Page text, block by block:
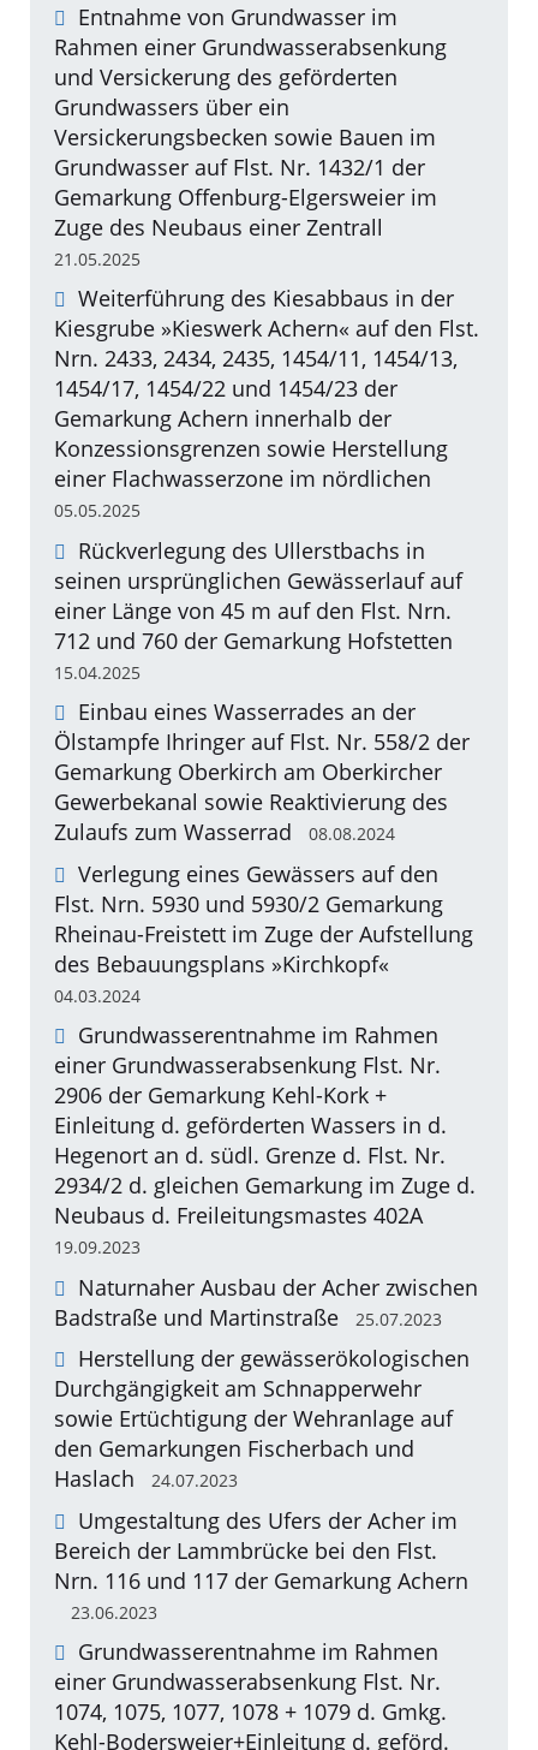
Entnahme von Grundwasser im
Rahmen einer Grundwasserabsenkung
und Versickerung des geförderten
Grundwassers über ein
Versickerungsbecken sowie Bauen im
Grundwasser auf Flst. Nr. 1432/1 der
Gemarkung Offenburg-Elgersweier im
Zuge des Neubaus einer Zentrall
21.05.2025
Weiterführung des Kiesabbaus in der
Kiesgrube »Kieswerk Achern« auf den Flst.
Nrn. 2433, 2434, 2435, 1454/11, 1454/13,
1454/17, 1454/22 und 1454/23 der
Gemarkung Achern innerhalb der
Konzessionsgrenzen sowie Herstellung
einer Flachwasserzone im nördlichen
05.05.2025
Rückverlegung des Ullerstbachs in
seinen ursprünglichen Gewässerlauf auf
einer Länge von 45 m auf den Flst. Nrn.
712 und 760 der Gemarkung Hofstetten
15.04.2025
Einbau eines Wasserrades an der
Ölstampfe Ihringer auf Flst. Nr. 558/2 der
Gemarkung Oberkirch am Oberkircher
Gewerbekanal sowie Reaktivierung des
Zulaufs zum Wasserrad
08.08.2024
Verlegung eines Gewässers auf den
Flst. Nrn. 5930 und 5930/2 Gemarkung
Rheinau-Freistett im Zuge der Aufstellung
des Bebauungsplans »Kirchkopf«
04.03.2024
Grundwasserentnahme im Rahmen
einer Grundwasserabsenkung Flst. Nr.
2906 der Gemarkung Kehl-Kork +
Einleitung d. geförderten Wassers in d.
Hegenort an d. südl. Grenze d. Flst. Nr.
2934/2 d. gleichen Gemarkung im Zuge d.
Neubaus d. Freileitungsmastes 402A
19.09.2023
Naturnaher Ausbau der Acher zwischen
Badstraße und Martinstraße
25.07.2023
Herstellung der gewässerökologischen
Durchgängigkeit am Schnapperwehr
sowie Ertüchtigung der Wehranlage auf
den Gemarkungen Fischerbach und
Haslach
24.07.2023
Umgestaltung des Ufers der Acher im
Bereich der Lammbrücke bei den Flst.
Nrn. 116 und 117 der Gemarkung Achern
23.06.2023
Grundwasserentnahme im Rahmen
einer Grundwasserabsenkung Flst. Nr.
1074, 1075, 1077, 1078 + 1079 d. Gmkg.
Kehl-Bodersweier+Einleitung d. geförd.